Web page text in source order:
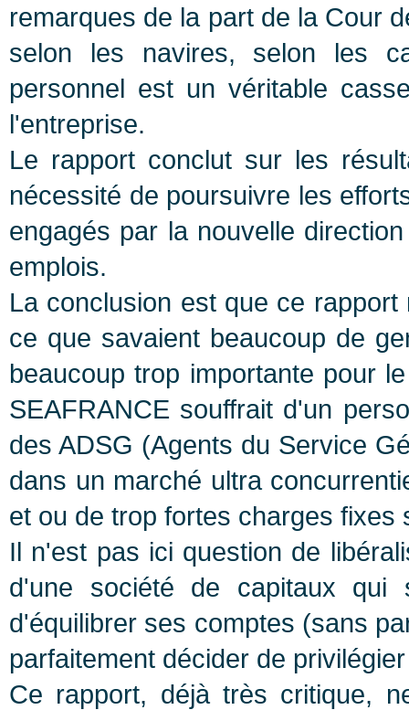
remarques de la part de la Cour
selon les navires, selon les
personnel est un véritable
l'entreprise.
Le rapport conclut sur les
nécessité de poursuivre les
engagés par la nouvelle
emplois.
La conclusion est que ce
ce que savaient beaucoup de
beaucoup trop importante pour
SEAFRANCE souffrait d'un
des ADSG (Agents du Service
dans un marché ultra
et ou de trop fortes charges fixes
Il n'est pas ici question de
d'une société de capitaux
d'équilibrer ses comptes (sans
parfaitement décider de
Ce rapport, déjà très critique,